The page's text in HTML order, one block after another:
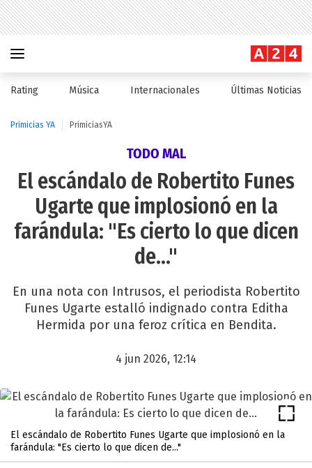
Rating Música Internacionales Últimas Noticias
Primicias YA PrimiciasYA
TODO MAL
El escándalo de Robertito Funes
Ugarte que implosionó en la
farándula: "Es cierto lo que dicen
de..."
En una nota con Intrusos, el periodista Robertito
Funes Ugarte estalló indignado contra Editha
Hermida por una feroz crítica en Bendita.
4 jun 2026, 12:14
El escándalo de Robertito Funes Ugarte que implosionó en la
farándula: "Es cierto lo que dicen de..."